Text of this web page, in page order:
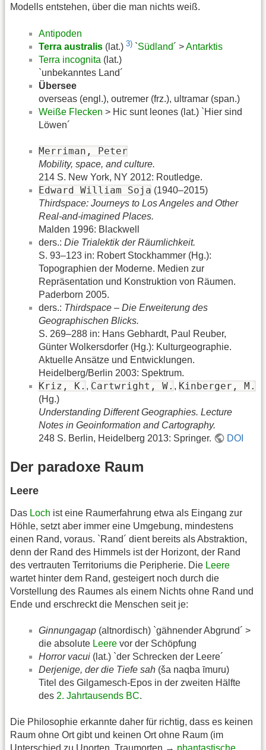
Modells entstehen, über die man nichts weiß.
Antipoden
Terra australis (lat.) 3) `Südland´ >Antarktis
Terra incognita (lat.)
`unbekanntes Land´
Übersee
overseas (engl.), outremer (frz.), ultramar (span.)
Weiße Flecken > Hic sunt leones (lat.) `Hier sind
Löwen´
Merriman, Peter
Mobility, space, and culture.
214 S. New York, NY 2012: Routledge.
Edward William Soja (1940–2015)
Thirdspace: Journeys to Los Angeles and Other
Real-and-imagined Places.
Malden 1996: Blackwell
ders.: Die Trialektik der Räumlichkeit.
S. 93–123 in: Robert Stockhammer (Hg.):
Topographien der Moderne. Medien zur
Repräsentation und Konstruktion von Räumen.
Paderborn 2005.
ders.: Thirdspace – Die Erweiterung des
Geographischen Blicks.
S. 269–288 in: Hans Gebhardt, Paul Reuber,
Günter Wolkersdorfer (Hg.): Kulturgeographie.
Aktuelle Ansätze und Entwicklungen.
Heidelberg/Berlin 2003: Spektrum.
Kriz, K. , Cartwright, W. , Kinberger, M.
(Hg.)
Understanding Different Geographies. Lecture
Notes in Geoinformation and Cartography.
248 S. Berlin, Heidelberg 2013: Springer.
DOI
Der paradoxe Raum
Leere
Das Loch ist eine Raumerfahrung etwa als Eingang zur
Höhle, setzt aber immer eine Umgebung, mindestens
einen Rand, voraus. `Rand´ dient bereits als Abstraktion,
denn der Rand des Himmels ist der Horizont, der Rand
des vertrauten Territoriums die Peripherie. Die Leere
wartet hinter dem Rand, gesteigert noch durch die
Vorstellung des Raumes als einem Nichts ohne Rand und
Ende und erschreckt die Menschen seit je:
Ginnungagap (altnordisch) `gähnender Abgrund´ >
die absolute Leere vor der Schöpfung
Horror vacui (lat.) `der Schrecken der Leere´
Derjenige, der die Tiefe sah (ša naqba īmuru)
Titel des Gilgamesch-Epos in der zweiten Hälfte
des 2. Jahrtausends BC.
Die Philosophie erkannte daher für richtig, dass es keinen
Raum ohne Ort gibt und keinen Ort ohne Raum (im